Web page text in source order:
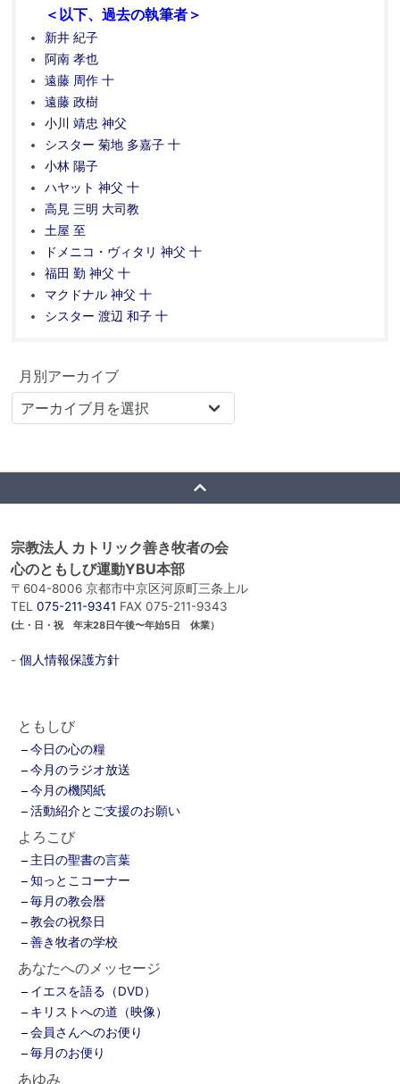
＜以下、過去の執筆者＞
新井 紀子
阿南 孝也
遠藤 周作 十
遠藤 政樹
小川 靖忠 神父
シスター 菊地 多嘉子 十
小林 陽子
ハヤット 神父 十
高見 三明 大司教
土屋 至
ドメニコ・ヴィタリ 神父 十
福田 勤 神父 十
マクドナル 神父 十
シスター 渡辺 和子 十
月別アーカイブ
宗教法人 カトリック善き牧者の会
心のともしび運動YBU本部
〒604-8006 京都市中京区河原町三条上ル
TEL 075-211-9341 FAX 075-211-9343
(土・日・祝 年末28日午後〜年始5日 休業）
- 個人情報保護方針
ともしび
今日の心の糧
今月のラジオ放送
今月の機関紙
活動紹介とご支援のお願い
よろこび
主日の聖書の言葉
知っとこコーナー
毎月の教会暦
教会の祝祭日
善き牧者の学校
あなたへのメッセージ
イエスを語る（DVD）
キリストへの道（映像）
会員さんへのお便り
毎月のお便り
あゆみ